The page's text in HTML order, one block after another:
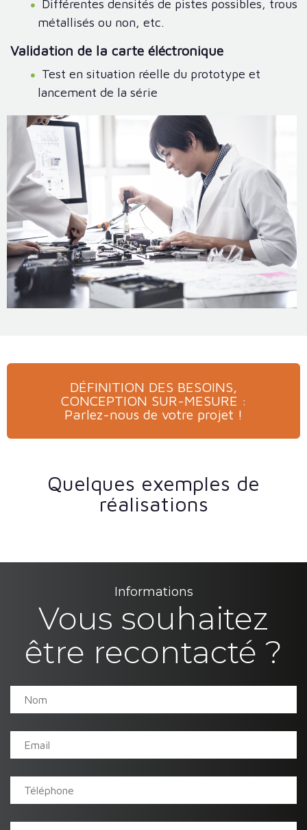
Différentes densités de pistes possibles, trous
métallisés ou non, etc.
Validation de la carte éléctronique
Test en situation réelle du prototype et
lancement de la série
DÉFINITION DES BESOINS,
CONCEPTION SUR-MESURE :
Parlez-nous de votre projet !
Quelques exemples de
réalisations
Informations
Vous souhaitez
être recontacté ?